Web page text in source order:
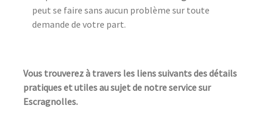
peut se faire sans aucun problème sur toute
demande de votre part.
Vous trouverez à travers les liens suivants des détails
pratiques et utiles au sujet de notre service sur
Escragnolles.